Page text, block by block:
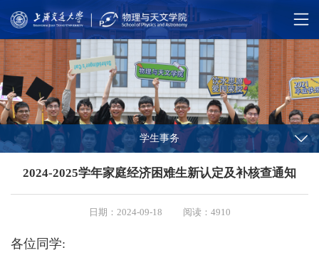
学生事务
2024-2025学年家庭经济困难生新认定及补核查通知
日期：2024-09-18 阅读：4910
各位同学: